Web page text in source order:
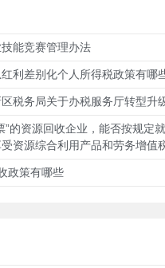
能竞赛管理办法
利差别化个人所得税政策有哪
税务局关于办税服务厅转型升
”的资源回收企业，能否按规定
资源综合利用产品和劳务增值
政策有哪些